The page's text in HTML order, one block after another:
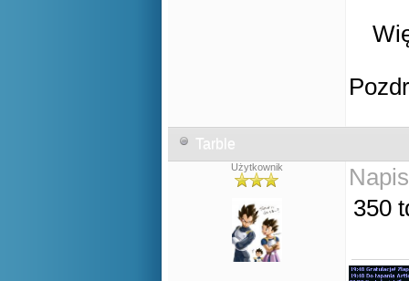
Tarble
Użytkownik
350